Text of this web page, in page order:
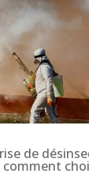
de
comment